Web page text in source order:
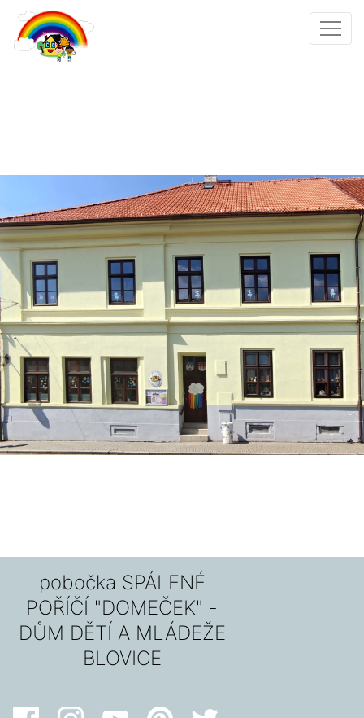
pobočka SPÁLENÉ
POŘÍČÍ "DOMEČEK" -
DŮM DĚTÍ A MLÁDEŽE
BLOVICE